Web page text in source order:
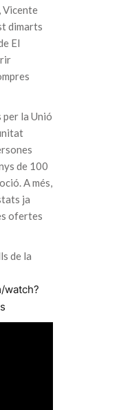
Vicente
dimarts
El
per la Unió
de 100
A més,
ja
ofertes
de la
watch?